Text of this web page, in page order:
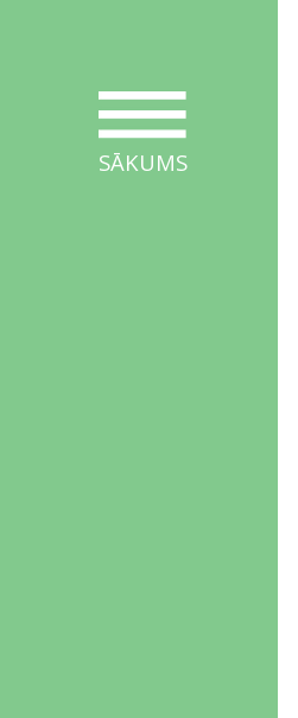
SĀKUMS